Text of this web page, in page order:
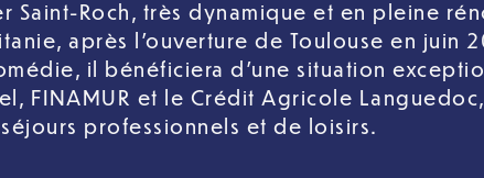
Saint-Roch, très dynamique et en pleine
après l’ouverture de Toulouse en juin
il bénéficiera d’une situation
FINAMUR et le Crédit Agricole
professionnels et de loisirs.